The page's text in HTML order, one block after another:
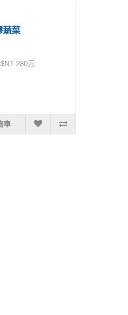
蔬菜
$NT 280元
車